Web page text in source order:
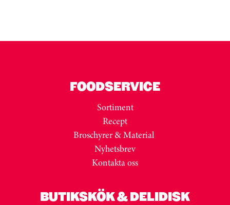
FOODSERVICE
Sortiment
Recept
Broschyrer & Material
Nyhetsbrev
Kontakta oss
BUTIKSKÖK & DELIDISK